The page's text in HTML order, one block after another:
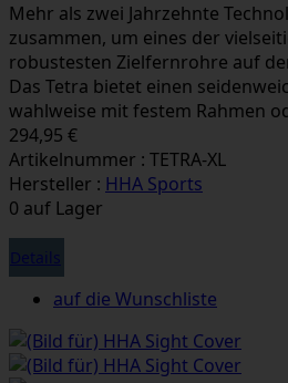
Mehr als zwei Jahrzehnte
zusammen, um eines der
robustesten Zielfernrohre auf
Das Tetra bietet einen
wahlweise mit festem Rahmen
294,95 €
Artikelnummer : TETRA-XL
Hersteller : HHA Sports
0 auf Lager
Details
auf die Wunschliste